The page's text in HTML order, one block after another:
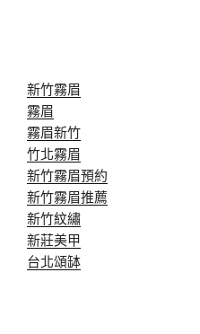
新竹霧眉
霧眉
霧眉新竹
竹北霧眉
新竹霧眉預約
新竹霧眉推薦
新竹紋繡
新莊美甲
台北頌缽